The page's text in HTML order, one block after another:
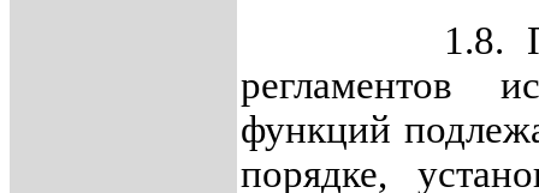
1.8.
регламентов
функций
порядке,